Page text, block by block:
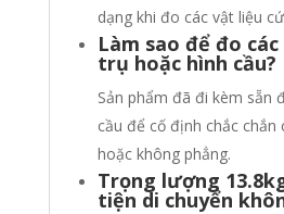
dạng khi đo các vật liệu
Làm sao để đo
trụ hoặc hình cầu?
Sản phẩm đã đi kèm sẵn
cầu để cố định chắc chắn
hoặc không phẳng.
Trọng lượng
tiện di chuyển